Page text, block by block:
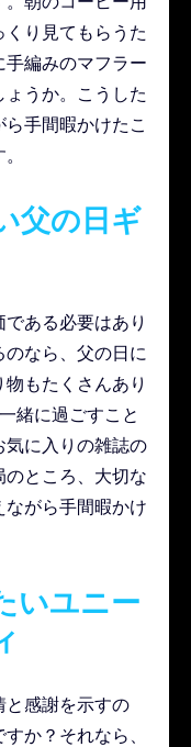
り見てもらうた
編みのマフラー
うか。こうした
手間暇かけたこ
父の日ギ
ある必要はあり
なら、父の日に
もたくさんあり
緒に過ごすこと
気に入りの雑誌の
ところ、大切な
がら手間暇かけ
いユニー
と感謝を示すの
か？それなら、